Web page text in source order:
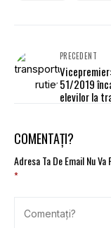
PRECEDENT
51/2019
elevilor la
COMENTAȚI?
Adresa Ta De Email Nu
*